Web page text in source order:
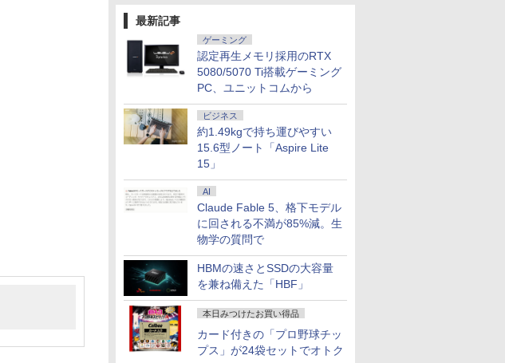
最新記事
ゲーミング
認定再生メモリ採用のRTX
5080/5070 Ti搭載ゲーミング
PC、ユニットコムから
ビジネス
約1.49kgで持ち運びやすい
15.6型ノート「Aspire Lite
15」
AI
Claude Fable 5、格下モデル
に回される不満が85%減。生
物学の質問で
HBMの速さとSSDの大容量
を兼ね備えた「HBF」
本日みつけたお買い得品
カード付きの「プロ野球チッ
プス」が24袋セットでオトク